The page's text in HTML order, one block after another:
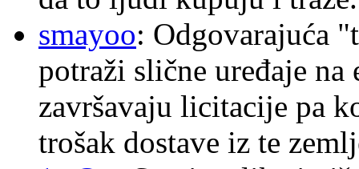
smayoo: Odgovarajuća
potraži slične uređaje
završavaju licitacije pa
trošak dostave iz te